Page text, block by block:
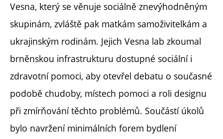
Vesna, který se věnuje sociálně znevýhodněným
skupinám, zvláště pak matkám samoživitelkám a
ukrajinským rodinám. Jejich Vesna lab zkoumal
brněnskou infrastrukturu dostupné sociální i
zdravotní pomoci, aby otevřel debatu o současné
podobě chudoby, místech pomoci a roli designu
při zmírňování těchto problémů. Součástí úkolů
bylo navržení minimálních forem bydlení